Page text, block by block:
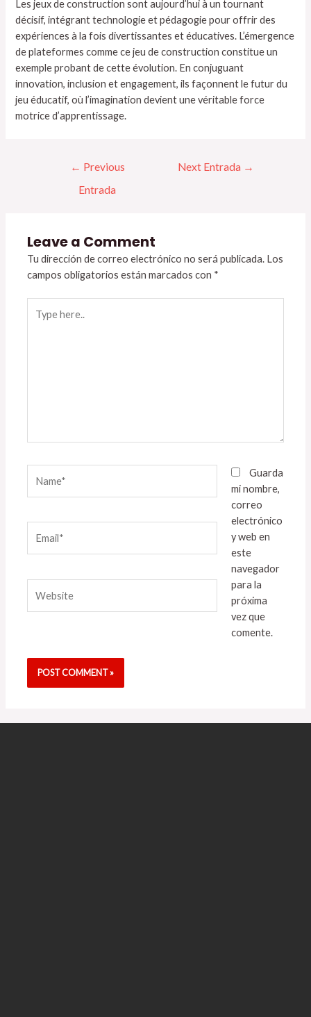
Lesjeux de construction sont aujourd’hui à un tournant
décisif, intégrant technologie et pédagogie pour offrir des
expériences à la fois divertissantes et éducatives. L’émergence
de plateformes comme ce jeu de construction constitue un
exemple probant de cette évolution. En conjuguant
innovation, inclusion et engagement, ils façonnent le futur du
jeu éducatif, où l’imagination devient une véritable force
motrice d’apprentissage.
← Previous
Entrada
Next Entrada →
Leave a Comment
Tu dirección de correo electrónico no será publicada. Los
campos obligatorios están marcados con *
here..
Guarda
mi nombre,
correo
electrónico
y web en
este
navegador
para la
próxima
vez que
comente.